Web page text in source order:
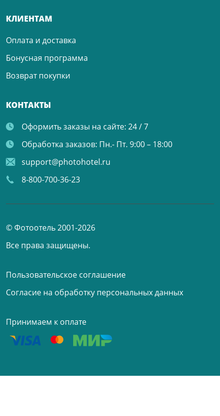
КЛИЕНТАМ
Оплата и доставка
Бонусная программа
Возврат покупки
КОНТАКТЫ
Оформить заказы на сайте: 24 / 7
Обработка заказов: Пн.- Пт. 9:00 – 18:00
support@photohotel.ru
8-800-700-36-23
© Фотоотель 2001-2026
Все права защищены.
Пользовательское соглашение
Согласие на обработку персональных данных
Принимаем к оплате